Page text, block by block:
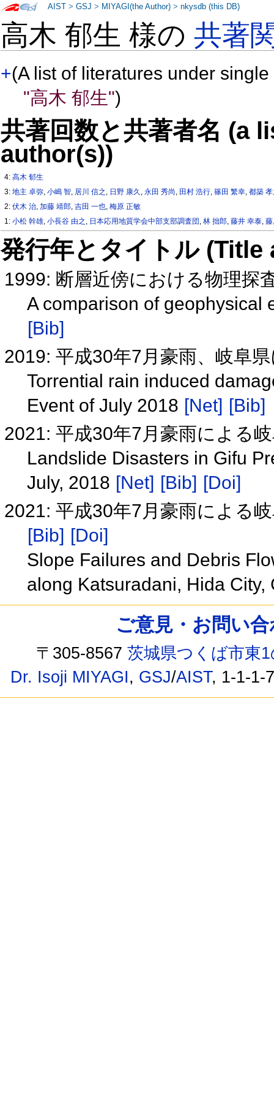
高木 郁生 様の共著
+(A list of literatures under
"高木 郁生")
共著回数と共著者名 (a
author(s))
4:高木 郁生
3:地主 卓弥,小嶋 智, 居川 信之 , 日野 康久 ,永田 秀尚, 田村 浩行,篠田 繁幸,都築
2:伏木 治,加藤 靖郎,吉田 一也,梅原 正敏
1:小松 幹雄,小長谷 由之 , 日本応用地質学会中部支部調査団 ,林 拙郎,藤井 幸泰,
発行年とタイトル
1999: 断層近傍における物理探
A comparison of
[Bib]
2019: 平成30年7月豪雨、岐阜
Torrential rain induced
Event of July 2018 [Net] [Bib]
2021: 平成30年7月豪雨による
Landslide Disasters in Gifu
July, 2018 [Net] [Bib] [Doi]
2021: 平成30年7月豪雨による
[Bib] [Doi]
Slope Failures and Debris
along Katsuradani, Hida
AIST >GSJ > MIYAGI(the Author) >nkysdb (this DB)
ご意見・お問い
〒305-8567茨城県つくば市東
Dr. Isoji MIYAGI, GSJ/AIST, 1-1-1-